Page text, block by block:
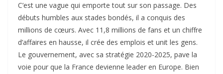
C’est une vague qui emporte tout sur son passage. Des
débuts humbles aux stades bondés, il a conquis des
millions de cœurs. Avec 11,8 millions de fans et un chiffre
d’affaires en hausse, il crée des emplois et unit les gens.
Le gouvernement, avec sa stratégie 2020-2025, pave la
voie pour que la France devienne leader en Europe. Bien